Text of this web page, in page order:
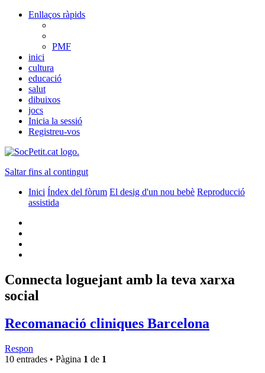
Enllaços ràpids
PMF
inici
cultura
educació
salut
dibuixos
jocs
Inicia la sessió
Registreu-vos
Saltar fins al contingut
Inici Índex del fòrum El desig d'un nou bebè Reproducció
assistida
Connecta loguejant amb la teva xarxa
social
Recomanació cliniques Barcelona
Respon
10 entrades • Pàgina 1 de 1